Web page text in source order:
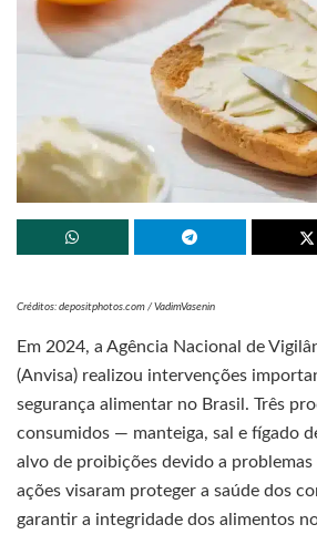
Créditos: depositphotos.com / VadimVasenin
Em 2024, a Agência Nacional de
(Anvisa) realizou intervenções
segurança alimentar no Brasil. Três
consumidos — manteiga, sal e fígado
alvo de proibições devido a problemas
ações visaram proteger a saúde dos
garantir a integridade dos alimentos